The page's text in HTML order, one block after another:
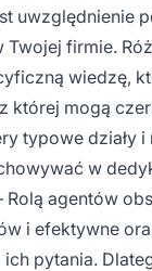
uwzględnienie
Twojej firmie.
wiedzę,
której mogą
typowe działy
w
Rolą agentów
i efektywne
pytania.